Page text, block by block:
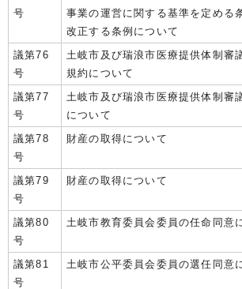
号
事業の運営に関する基準を定める
改正する条例について
議第76
号
土岐市及び瑞浪市医療提供体制審
規約について
議第77
号
土岐市及び瑞浪市医療提供体制審
について
議第78
号
財産の取得について
議第79
号
財産の取得について
議第80
号
土岐市教育委員会委員の任命同意
議第81
号
土岐市公平委員会委員の選任同意